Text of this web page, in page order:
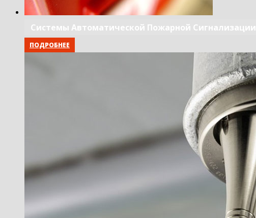
Системы Автоматической Пожарной Сигнализации
ПОДРОБНЕЕ